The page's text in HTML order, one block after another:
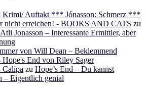
Krimi/ Auftakt *** Jónasson: Schmerz ***
nicht erreichen! - BOOKS AND CATS zu
Jonasson – Interessante Ermittler, aber
von Will Dean – Beklemmend
End von Riley Sager
Calipa zu Hope’s End – Du kannst
– Eigentlich genial